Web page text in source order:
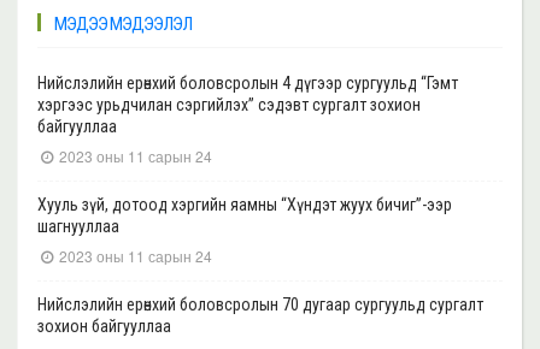
МЭДЭЭ МЭДЭЭЛЭЛ
Нийслэлийн ерөнхий боловсролын 4 дүгээр сургуульд “Гэмт
хэргээс урьдчилан сэргийлэх” сэдэвт сургалт зохион
байгууллаа
2023 оны 11 сарын 24
Хууль зүй, дотоод хэргийн яамны “Хүндэт жуух бичиг”-ээр
шагнууллаа
2023 оны 11 сарын 24
Нийслэлийн ерөнхий боловсролын 70 дугаар сургуульд сургалт
зохион байгууллаа